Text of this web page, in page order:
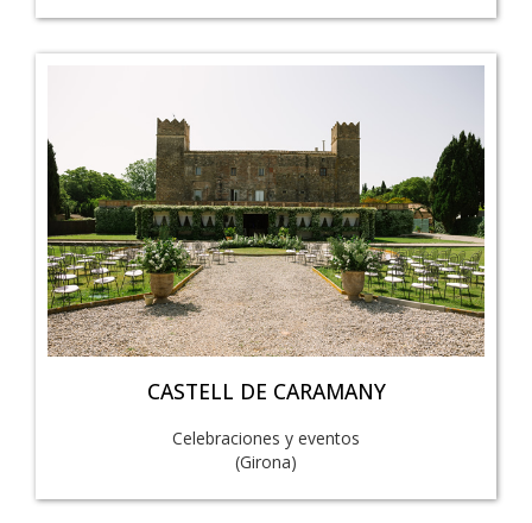
CASTELL DE CARAMANY
Celebraciones y eventos
(Girona)